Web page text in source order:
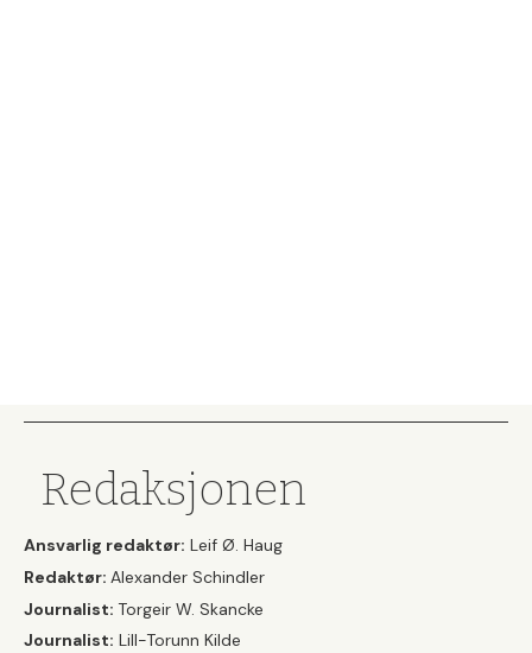
Redaksjonen
Ansvarlig redaktør: Leif Ø. Haug
Redaktør: Alexander Schindler
Journalist: Torgeir W. Skancke
Journalist: Lill-Torunn Kilde